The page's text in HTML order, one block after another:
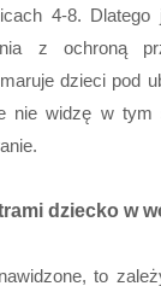
4-8. Dlatego
z ochroną
dzieci pod
nie widzę w tym
dziecko w
to